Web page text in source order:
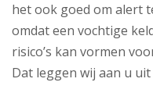
het ook goed om alert
omdat een vochtige
risico’s kan vormen
Dat leggen wij aan u